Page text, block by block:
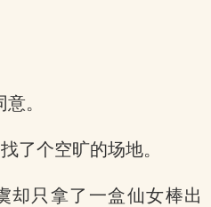
。
了个空旷的场地。
却只拿了一盒仙女棒出